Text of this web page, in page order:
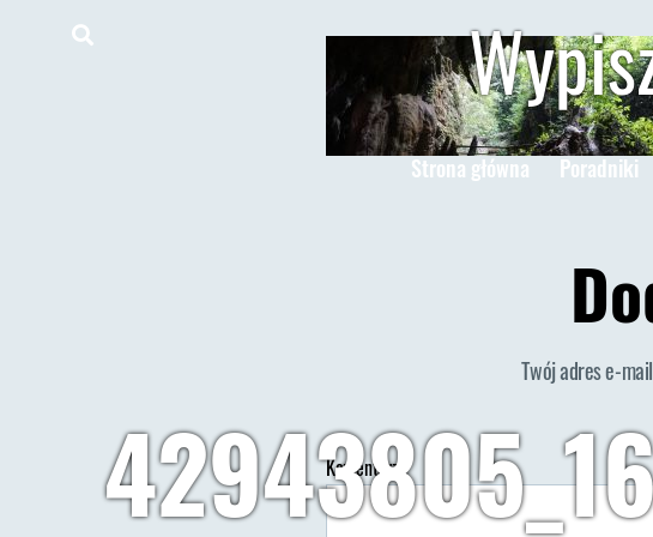
Strona główna Poradniki
Twój adres e-
Komentarz *